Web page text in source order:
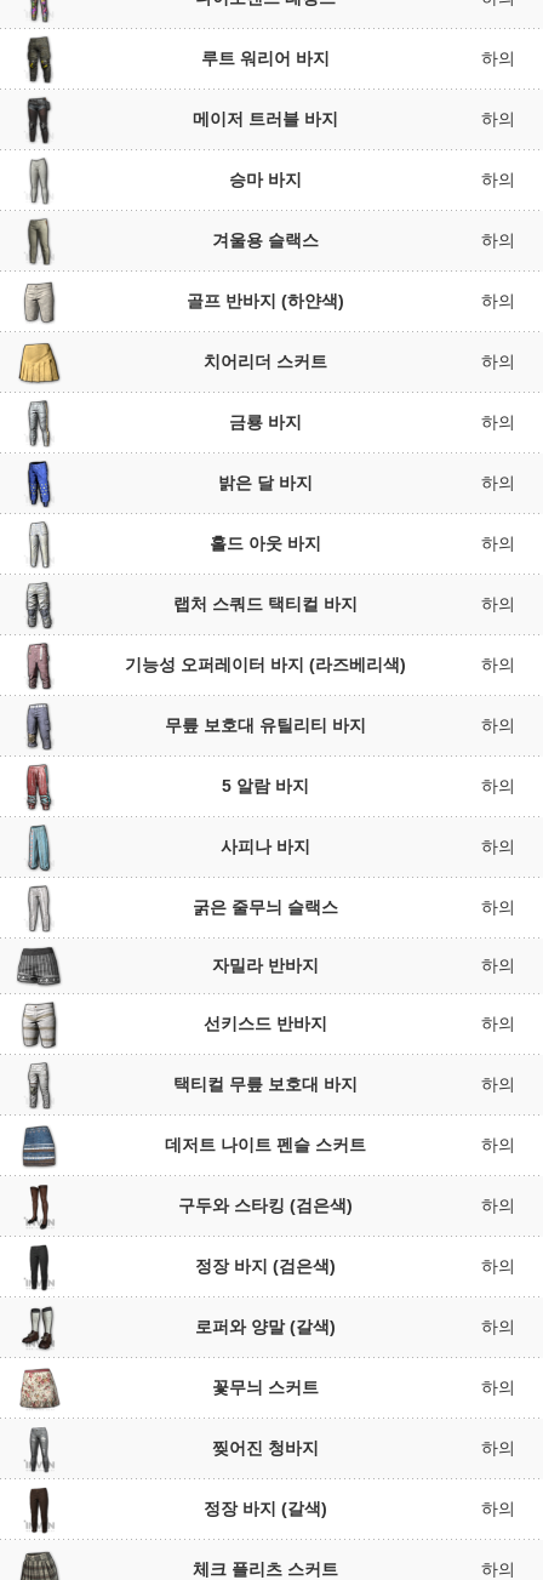
루트 워리어 바지 하의
메이저 트러블 바지 하의
승마 바지 하의
겨울용 슬랙스 하의
골프 반바지 (하얀색) 하의
치어리더 스커트 하의
금룡 바지 하의
밝은 달 바지 하의
홀드 아웃 바지 하의
랩처 스쿼드 택티컬 바지 하의
기능성 오퍼레이터 바지 (라즈베리색) 하의
무릎 보호대 유틸리티 바지 하의
5 알람 바지 하의
사피나 바지 하의
굵은 줄무늬 슬랙스 하의
자밀라 반바지 하의
선키스드 반바지 하의
택티컬 무릎 보호대 바지 하의
데저트 나이트 펜슬 스커트 하의
구두와 스타킹 (검은색) 하의
정장 바지 (검은색) 하의
로퍼와 양말 (갈색) 하의
꽃무늬 스커트 하의
찢어진 청바지 하의
정장 바지 (갈색) 하의
체크 플리츠 스커트 하의